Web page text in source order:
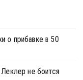
о прибавке в 50
не боится